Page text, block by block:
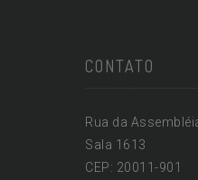
CONTATO
Rua da
Sala 1613
CEP: 20011-901